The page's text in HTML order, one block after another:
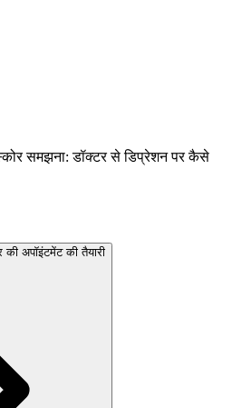
समझना: डॉक्टर से डिप्रेशन पर कैसे
अपॉइंटमेंट की तैयारी